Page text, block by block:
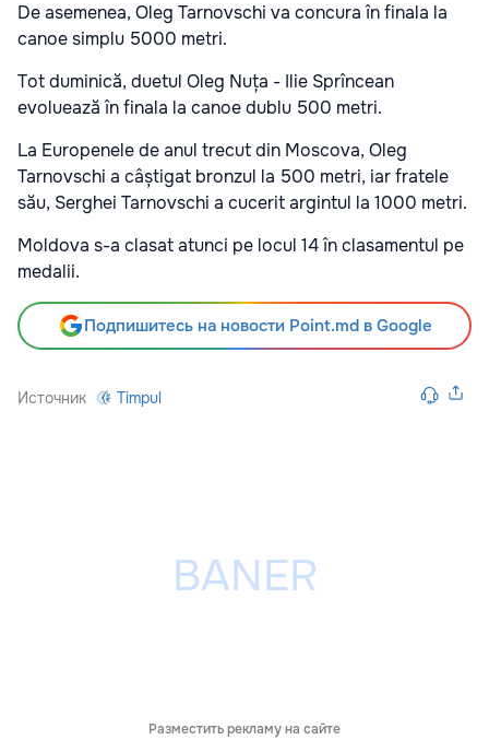
De asemenea, Oleg Tarnovschi va concura în finala la
canoe simplu 5000 metri.
Tot duminică, duetul Oleg Nuța - Ilie Sprîncean
evoluează în finala la canoe dublu 500 metri.
La Europenele de anul trecut din Moscova, Oleg
Tarnovschi a câștigat bronzul la 500 metri, iar fratele
său, Serghei Tarnovschi a cucerit argintul la 1000 metri.
Moldova s-a clasat atunci pe locul 14 în clasamentul pe
medalii.
Подпишитесь на новости Point.md в Google
Источник Timpul
Разместить рекламу на сайте